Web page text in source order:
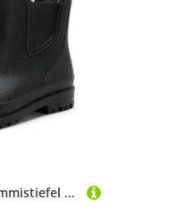
Verschleißfeste Gummistiefel Herrenschuhe Halbschuhe rutschfeste Herren Regenstiefel Outdoor Breite Zehen Garten Erwachsene Bequeme Wasser Für Industrie Handwerk(Black,41)